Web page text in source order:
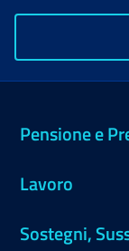
Pensione e
Lavoro
Sostegni,